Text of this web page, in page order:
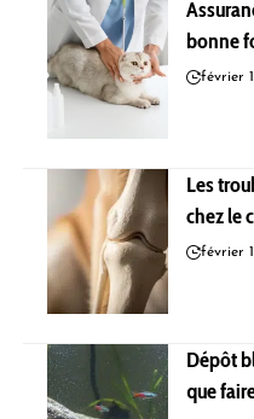
bonne
février
Les
chez le
février
Dépôt
que